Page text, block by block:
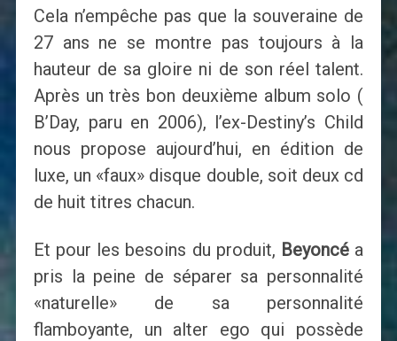
Cela n’empêche pas que la souveraine de
27 ans ne se montre pas toujours à la
hauteur de sa gloire ni de son réel talent.
Après un très bon deuxième album solo (
B’Day, paru en 2006), l’ex-Destiny’s Child
nous propose aujourd’hui, en édition de
luxe, un «faux» disque double, soit deux cd
de huit titres chacun.
Et pour les besoins du produit, Beyoncéa
pris la peine de séparer sa personnalité
«naturelle» de sa personnalité
flamboyante, un alter ego qui possède